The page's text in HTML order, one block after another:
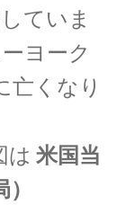
数値化】
念の確立に
ていま
ヨーク
亡くなり
は 米国当